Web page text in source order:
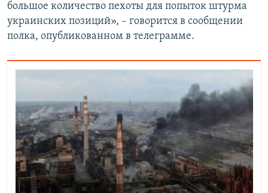
большое количество пехоты для попыток штурма
украинских позиций», – говорится в сообщении
полка, опубликованном в телеграмме.